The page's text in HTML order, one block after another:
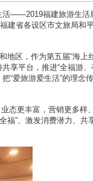
活——2019福建旅游生活
建省各设区市文旅局和
区，作为第五届“海上
享平台，推进“全福游、
“爱旅游爱生活”的理念
态更丰富，营销更多样
福”、激发消费潜力、共